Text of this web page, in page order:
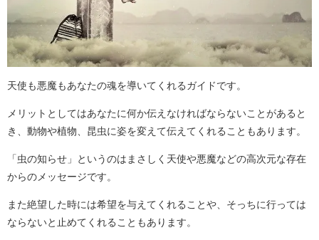
天使も悪魔もあなたの魂を導いてくれるガイドです。
メリットとしてはあなたに何か伝えなければならないことがあると
き、動物や植物、昆虫に姿を変えて伝えてくれることもあります。
「虫の知らせ」というのはまさしく天使や悪魔などの高次元な存在
からのメッセージです。
また絶望した時には希望を与えてくれることや、そっちに行っては
ならないと止めてくれることもあります。